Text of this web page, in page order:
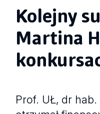
Kolejny
Martina
Prof. UŁ, dr